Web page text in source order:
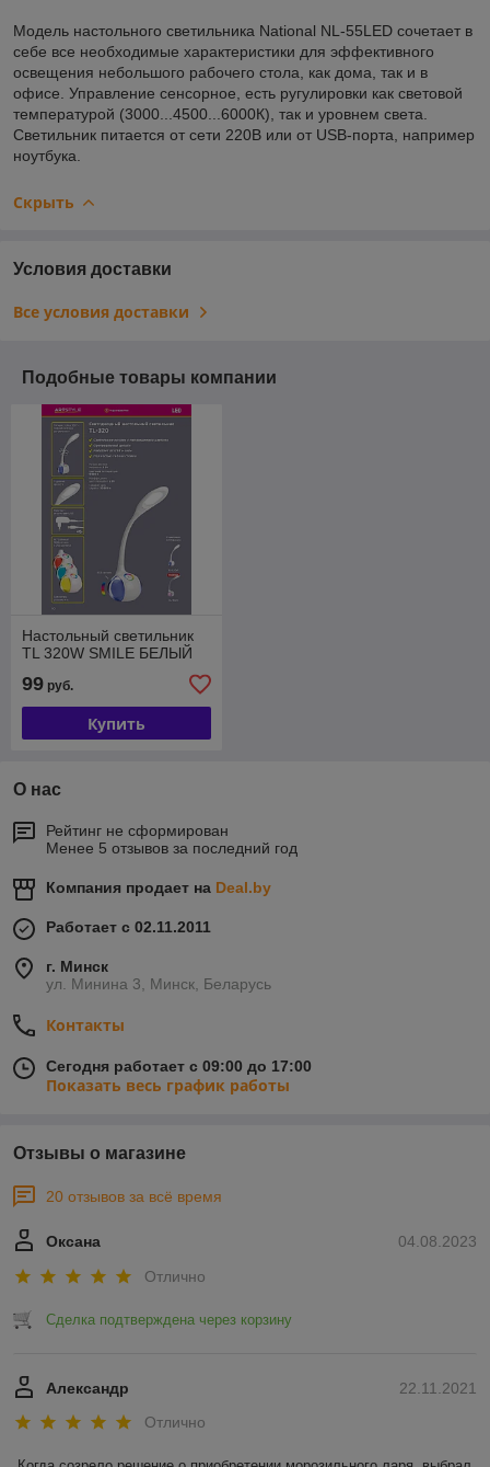
Модель настольного светильника National NL-55LED сочетает в
себе все необходимые характеристики для эффективного
освещения небольшого рабочего стола, как дома, так и в
офисе. Управление сенсорное, есть ругулировки как световой
температурой (3000...4500...6000К), так и уровнем света.
Светильник питается от сети 220В или от USB-порта, например
ноутбука.
Скрыть
Условия доставки
Все условия доставки
Подобные товары компании
Настольный светильник
TL 320W SMILE БЕЛЫЙ
99 руб.
Купить
О нас
Рейтинг не сформирован
Менее 5 отзывов за последний год
Компания продает на Deal.by
Работает с 02.11.2011
г. Минск
ул. Минина 3, Минск, Беларусь
Контакты
Сегодня работает с 09:00 до 17:00
Показать весь график работы
Отзывы о магазине
20 отзывов за всё время
04.08.2023
Оксана
Отлично
Сделка подтверждена через корзину
22.11.2021
Александр
Отлично